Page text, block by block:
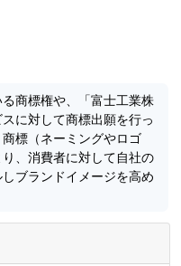
商標権や、「富士工業株
に対して商標出願を行っ
標（ネーミングやロゴ
、消費者に対して自社の
ブランドイメージを高め